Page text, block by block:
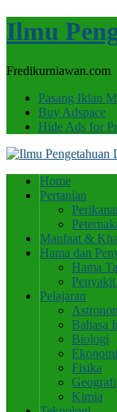
Ilmu
Fredikurniawan.com
Pasang Iklan
Buy Adspace
Hide Ads for
Home
Pertanian
Manfaat &
Hama dan
Hama
Pelajaran
Bahasa
Biologi
Ekonomi
Fisika
Geografi
Kimia